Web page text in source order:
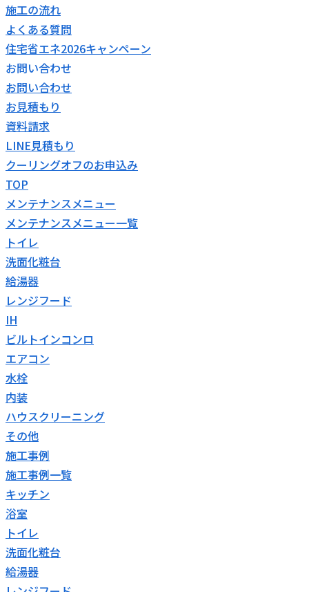
施工の流れ
よくある質問
住宅省エネ2026キャンペーン
お問い合わせ
お問い合わせ
お見積もり
資料請求
LINE見積もり
クーリングオフのお申込み
TOP
メンテナンスメニュー
メンテナンスメニュー一覧
トイレ
洗面化粧台
給湯器
レンジフード
IH
ビルトインコンロ
エアコン
水栓
内装
ハウスクリーニング
その他
施工事例
施工事例一覧
キッチン
浴室
トイレ
洗面化粧台
給湯器